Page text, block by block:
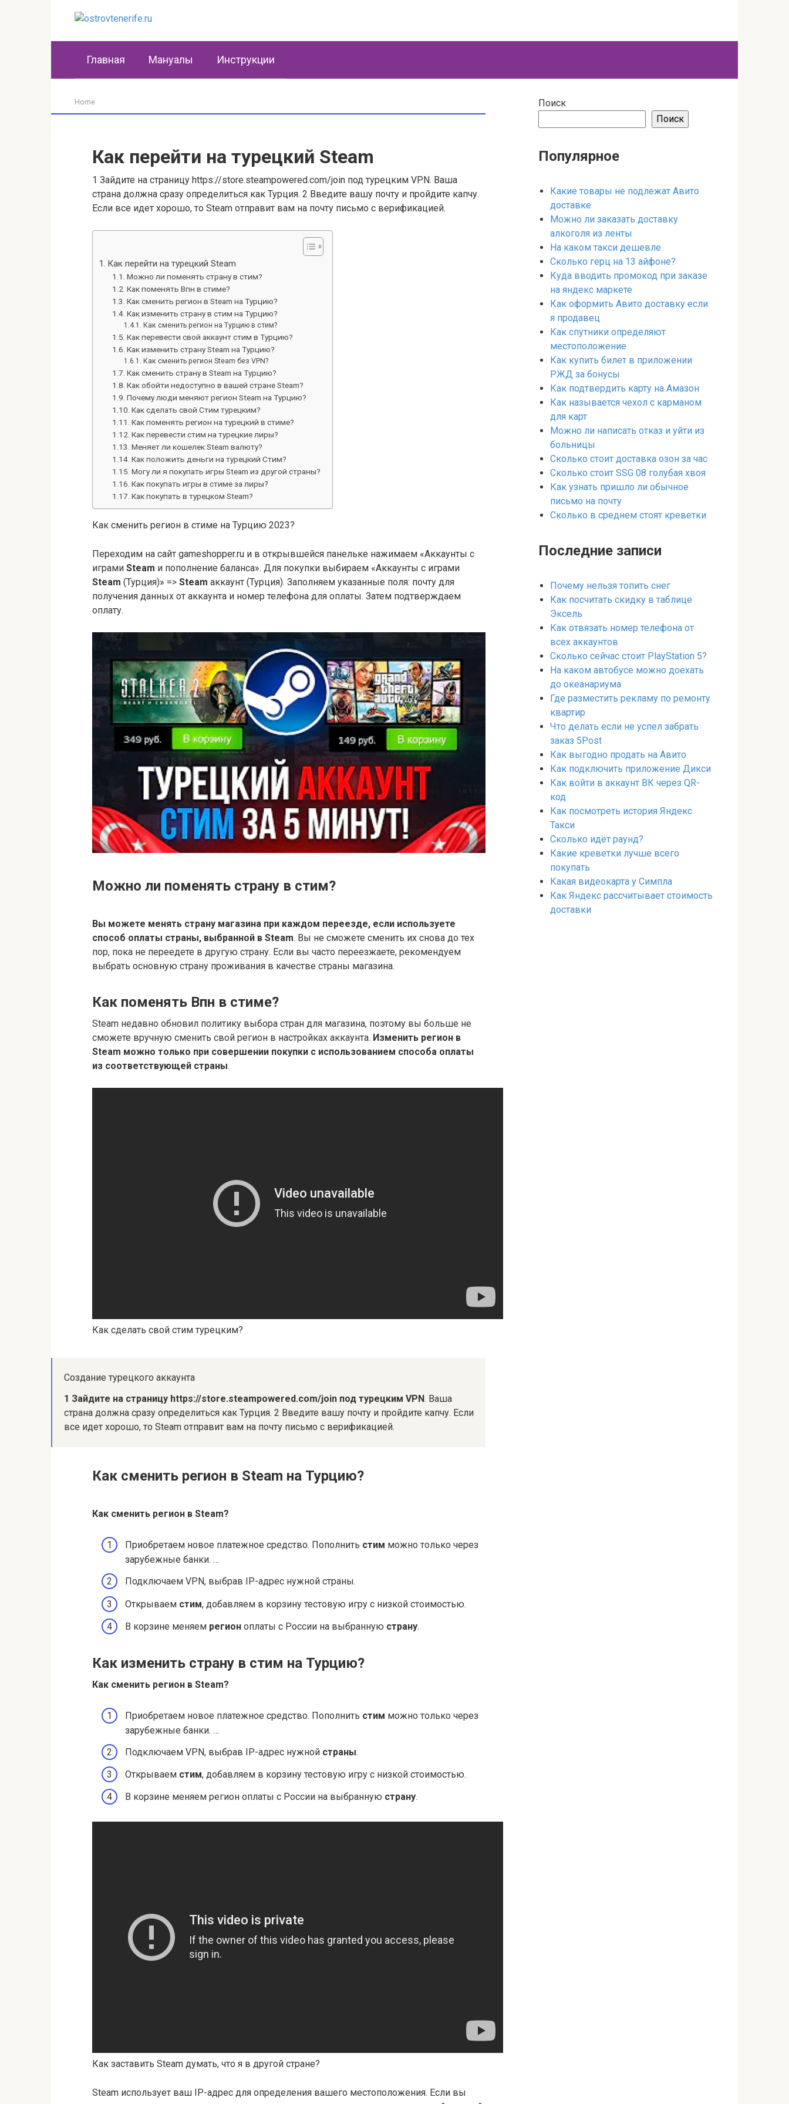
Главная Мануалы Инструкции
Home
Как перейти на турецкий Steam
1 Зайдите на страницу https://store.steampowered.com/join под турецким VPN. Ваша
страна должна сразу определиться как Турция. 2 Введите вашу почту и пройдите капчу.
Если все идет хорошо, то Steam отправит вам на почту письмо с верификацией.
Как перейти на турецкий Steam
Можно ли поменять страну в стим?
Как поменять Впн в стиме?
Как сменить регион в Steam на Турцию?
Как изменить страну в стим на Турцию?
Как сменить регион на Турцию в стим?
Как перевести свой аккаунт стим в Турцию?
Как изменить страну Steam на Турцию?
Как сменить регион Steam без VPN?
Как сменить страну в Steam на Турцию?
Как обойти недоступно в вашей стране Steam?
Почему люди меняют регион Steam на Турцию?
Как сделать свой Стим турецким?
Как поменять регион на турецкий в стиме?
Как перевести стим на турецкие лиры?
Меняет ли кошелек Steam валюту?
Как положить деньги на турецкий Стим?
Могу ли я покупать игры Steam из другой страны?
Как покупать игры в стиме за лиры?
Как покупать в турецком Steam?
Как сменить регион в стиме на Турцию 2023?
Переходим на сайт gameshopper.ru и в открывшейся панельке нажимаем «Аккаунты с
играми Steam и пополнение баланса». Для покупки выбираем «Аккаунты с играми
Steam (Турция)» => Steam аккаунт (Турция). Заполняем указанные поля: почту для
получения данных от аккаунта и номер телефона для оплаты. Затем подтверждаем
оплату.
Можно ли поменять страну в стим?
Вы можете менять страну магазина при каждом переезде, если используете
способ оплаты страны, выбранной в Steam. Вы не сможете сменить их снова до тех
пор, пока не переедете в другую страну. Если вы часто переезжаете, рекомендуем
выбрать основную страну проживания в качестве страны магазина.
Как поменять Впн в стиме?
Steam недавно обновил политику выбора стран для магазина, поэтому вы больше не
сможете вручную сменить свой регион в настройках аккаунта. Изменить регион в
Steam можно только при совершении покупки с использованием способа оплаты
из соответствующей страны.
Как сделать свой стим турецким?
Создание турецкого аккаунта
1 Зайдите на страницу https://store.steampowered.com/join под турецким VPN. Ваша
страна должна сразу определиться как Турция. 2 Введите вашу почту и пройдите капчу. Если
все идет хорошо, то Steam отправит вам на почту письмо с верификацией.
Как сменить регион в Steam на Турцию?
Как сменить регион в Steam?
Приобретаем новое платежное средство. Пополнить стим можно только через
зарубежные банки. …
Подключаем VPN, выбрав IP-адрес нужной страны.
Открываем стим, добавляем в корзину тестовую игру с низкой стоимостью.
В корзине меняем регион оплаты с России на выбранную страну.
Как изменить страну в стим на Турцию?
Как сменить регион в Steam?
Приобретаем новое платежное средство. Пополнить стим можно только через
зарубежные банки. …
Подключаем VPN, выбрав IP-адрес нужной страны.
Открываем стим, добавляем в корзину тестовую игру с низкой стоимостью.
В корзине меняем регион оплаты с России на выбранную страну.
Как заставить Steam думать, что я в другой стране?
Steam использует ваш IP-адрес для определения вашего местоположения. Если вы
Поиск
Поиск
Популярное
Какие товары не подлежат Авито
доставке
Можно ли заказать доставку
алкоголя из ленты
На каком такси дешевле
Сколько герц на 13 айфоне?
Куда вводить промокод при заказе
на яндекс маркете
Как оформить Авито доставку если
я продавец
Как спутники определяют
местоположение
Как купить билет в приложении
РЖД за бонусы
Как подтвердить карту на Амазон
Как называется чехол с карманом
для карт
Можно ли написать отказ и уйти из
больницы
Сколько стоит доставка озон за час
Сколько стоит SSG 08 голубая хвоя
Как узнать пришло ли обычное
письмо на почту
Сколько в среднем стоят креветки
Последние записи
Почему нельзя топить снег
Как посчитать скидку в таблице
Эксель
Как отвязать номер телефона от
всех аккаунтов
Сколько сейчас стоит PlayStation 5?
На каком автобусе можно доехать
до океанариума
Где разместить рекламу по ремонту
квартир
Что делать если не успел забрать
заказ 5Post
Как выгодно продать на Авито
Как подключить приложение Дикси
Как войти в аккаунт ВК через QR-
код
Как посмотреть история Яндекс
Такси
Сколько идёт раунд?
Какие креветки лучше всего
покупать
Какая видеокарта у Симпла
Как Яндекс рассчитывает стоимость
доставки